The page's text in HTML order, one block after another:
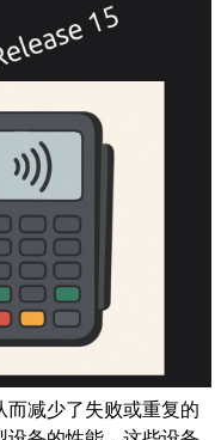
而减少了失败或重复的